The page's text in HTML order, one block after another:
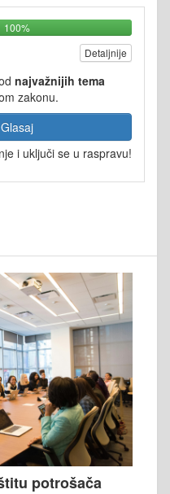
100%
Detaljnije
najvažnijih tema
zakonu.
Glasaj
i uključi se u raspravu!
potrošača